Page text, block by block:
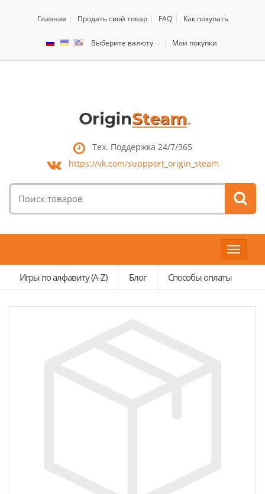
Главная Продать свой товар FAQ Как покупать
Выберите валюту Мои покупки
Тех. Поддержка 24/7/365
https://vk.com/suppport_origin_steam
товаров:
Toggle
Игры по алфавиту (A-Z)
Блог Способы оплаты